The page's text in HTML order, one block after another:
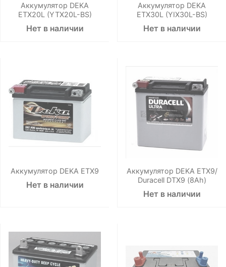
Аккумулятор DEKA
ETX20L (YTX20L-BS)
Нет в наличии
Аккумулятор DEKA
ETX30L (YIX30L-BS)
Нет в наличии
Аккумулятор DEKA ETX9
Нет в наличии
Аккумулятор DEKA ETX9/
Duracell DTX9 (8Ah)
Нет в наличии